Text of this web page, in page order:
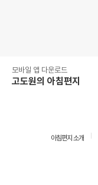
모바일 앱 다운로드
고도원의 아침편지
아침편지 소개